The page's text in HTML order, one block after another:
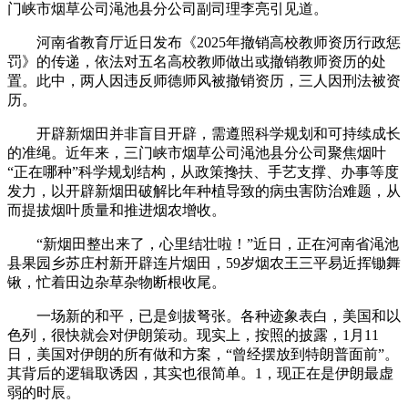
门峡市烟草公司渑池县分公司副司理李亮引见道。
河南省教育厅近日发布《2025年撤销高校教师资历行政惩
罚》的传递，依法对五名高校教师做出或撤销教师资历的处
置。此中，两人因违反师德师风被撤销资历，三人因刑法被资
历。
开辟新烟田并非盲目开辟，需遵照科学规划和可持续成长
的准绳。近年来，三门峡市烟草公司渑池县分公司聚焦烟叶
“正在哪种”科学规划结构，从政策搀扶、手艺支撑、办事等度
发力，以开辟新烟田破解比年种植导致的病虫害防治难题，从
而提拔烟叶质量和推进烟农增收。
“新烟田整出来了，心里结壮啦！”近日，正在河南省渑池
县果园乡苏庄村新开辟连片烟田，59岁烟农王三平易近挥锄舞
锹，忙着田边杂草杂物断根收尾。
一场新的和平，已是剑拔弩张。各种迹象表白，美国和以
色列，很快就会对伊朗策动。现实上，按照的披露，1月11
日，美国对伊朗的所有做和方案，“曾经摆放到特朗普面前”。
其背后的逻辑取诱因，其实也很简单。1，现正在是伊朗最虚
弱的时辰。